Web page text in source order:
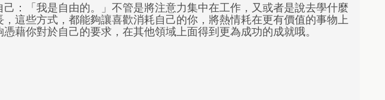
己：「我是自由的。」不管是將注意力集中在工作，又或者是說去學什麼
，這些方式，都能夠讓喜歡消耗自己的你，將熱情耗在更有價值的事物上
憑藉你對於自己的要求，在其他領域上面得到更為成功的成就哦。